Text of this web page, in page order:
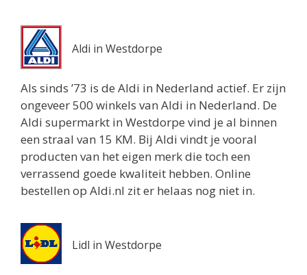
Aldi in Westdorpe
Als sinds ’73 is de Aldi in Nederland actief. Er zijn
ongeveer 500 winkels van Aldi in Nederland. De
Aldi supermarkt in Westdorpe vind je al binnen
een straal van 15 KM. Bij Aldi vindt je vooral
producten van het eigen merk die toch een
verrassend goede kwaliteit hebben. Online
bestellen op Aldi.nl zit er helaas nog niet in.
Lidl in Westdorpe